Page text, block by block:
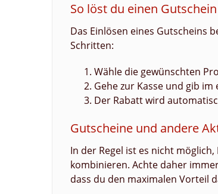
So löst du einen
Das Einlösen eines Gutscheins
Schritten:
Wähle die gewünschten
Gehe zur Kasse und gib
Der Rabatt wird
Gutscheine und andere
In der Regel ist es nicht
kombinieren. Achte daher
dass du den maximalen Vorteil